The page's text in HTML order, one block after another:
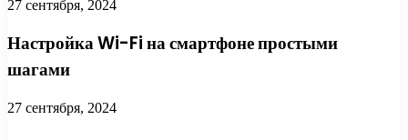
27 сентября, 2024
Настройка Wi-Fi на смартфоне простыми
шагами
27 сентября, 2024